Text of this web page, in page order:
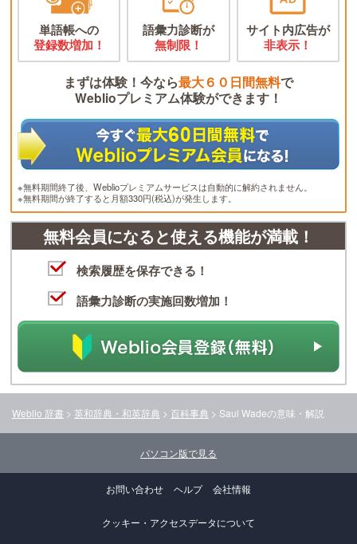
単語帳への
登録数増加！
語彙力診断が
無制限！
サイト内広告が
非表示！
まずは体験！今なら最大６０日間無料で
Weblioプレミアム体験ができます！
※無料期間終了後、Weblioプレミアムサービスは自動的に解約されません。
※無料期間が終了すると月額330円(税込)が発生します。
無料会員になると使える機能が満載！
検索履歴を保存できる！
語彙力診断の実施回数増加！
Weblio 辞書 > 英和辞典・和英辞典 > 百科事典 > Saul Wadeの意味・解説
パソコン版で見る
お問い合わせ ヘルプ 会社情報
クッキー・アクセスデータについて